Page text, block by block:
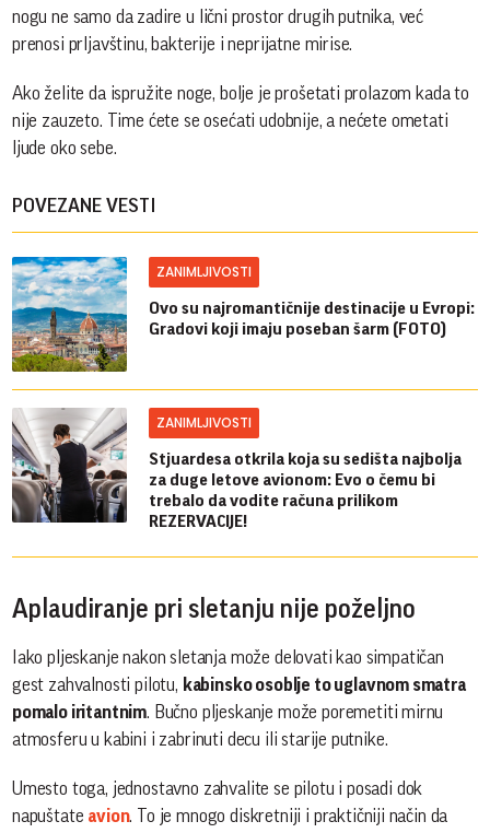
nogu ne samo da zadire u lični prostor drugih putnika, već
prenosi prljavštinu, bakterije i neprijatne mirise.
Ako želite da ispružite noge, bolje je prošetati prolazom kada to
nije zauzeto. Time ćete se osećati udobnije, a nećete ometati
ljude oko sebe.
POVEZANE VESTI
ZANIMLJIVOSTI
Ovo su najromantičnije destinacije u Evropi:
Gradovi koji imaju poseban šarm (FOTO)
ZANIMLJIVOSTI
Stjuardesa otkrila koja su sedišta najbolja
za duge letove avionom: Evo o čemu bi
trebalo da vodite računa prilikom
REZERVACIJE!
Aplaudiranje pri sletanju nije poželjno
Iako pljeskanje nakon sletanja može delovati kao simpatičan
gest zahvalnosti pilotu, kabinsko osoblje to uglavnom smatra
pomalo iritantnim. Bučno pljeskanje može poremetiti mirnu
atmosferu u kabini i zabrinuti decu ili starije putnike.
Umesto toga, jednostavno zahvalite se pilotu i posadi dok
napuštate avion. To je mnogo diskretniji i praktičniji način da